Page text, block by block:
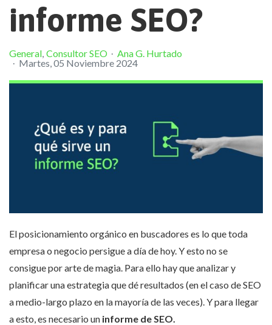
informe SEO?
General Consultor SEO
Ana G. Hurtado
Martes, 05 Noviembre 2024
El posicionamiento orgánico en buscadores es lo que toda
empresa o negocio persigue a día de hoy. Y esto no se
consigue por arte de magia. Para ello hay que analizar y
planificar una estrategia que dé resultados (en el caso de SEO
a medio-largo plazo en la mayoría de las veces). Y para llegar
a esto, es necesario un informe de SEO.